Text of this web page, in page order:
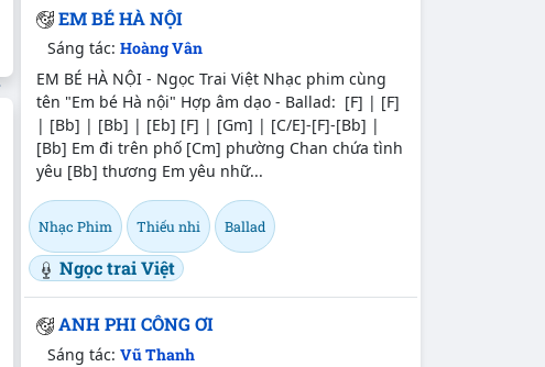
EM BÉ HÀ NỘI
Sáng tác:Hoàng Vân
EM BÉ HÀ NỘI - Ngọc Trai Việt Nhạc phim cùng
tên "Em bé Hà nội" Hợp âm dạo - Ballad: [F] | [F]
| [Bb] | [Bb] | [Eb] [F] | [Gm] | [C/E]-[F]-[Bb] |
[Bb] Em đi trên phố [Cm] phường Chan chứa tình
yêu [Bb] thương Em yêu nhữ...
Nhạc Phim Thiếu nhi Ballad
Ngọc trai Việt
ANH PHI CÔNG ƠI
Sáng tác:Vũ Thanh